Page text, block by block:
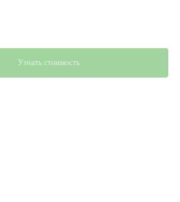
Узнать стоимость